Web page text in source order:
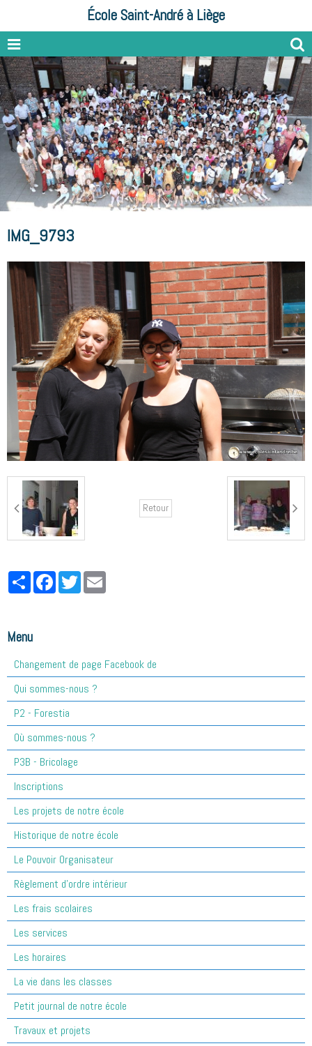
École Saint-André à Liège
IMG_9793
Retour
PartagerFacebookTwitter
Menu
Changement de page Facebook de
Qui sommes-nous ?
P2 - Forestia
Où sommes-nous ?
P3B - Bricolage
Inscriptions
Les projets de notre école
Historique de notre école
Le Pouvoir Organisateur
Règlement d'ordre intérieur
Les frais scolaires
Les services
Les horaires
La vie dans les classes
Petit journal de notre école
Travaux et projets